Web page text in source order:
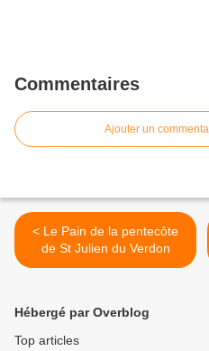
Commentaires
Ajouter un
< Le Pain de la pentecôte
de St Julien du Verdon
Hébergé par Overblog
Top articles